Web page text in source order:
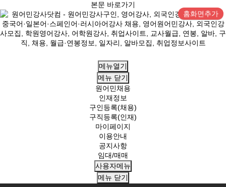
본문 바로가기
홈화면추가
메뉴열기
메뉴 닫기
원어민채용
인재정보
구인등록(채용)
구직등록(인재)
마이페이지
이용안내
공지사항
임대/매매
사용자메뉴
메뉴 닫기